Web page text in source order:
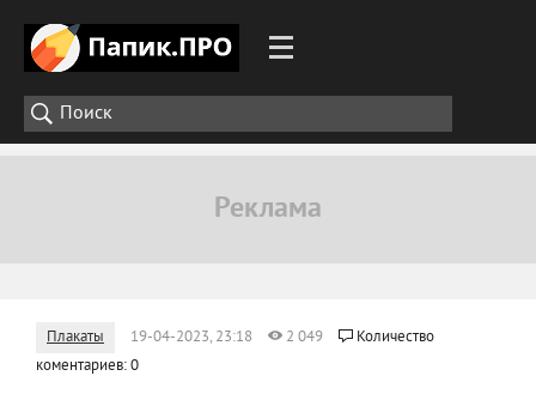
Плакаты 19-04-2023, 23:18 2 049
Количество
коментариев: 0